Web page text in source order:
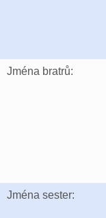
Jména bratrů:
Jména sester: